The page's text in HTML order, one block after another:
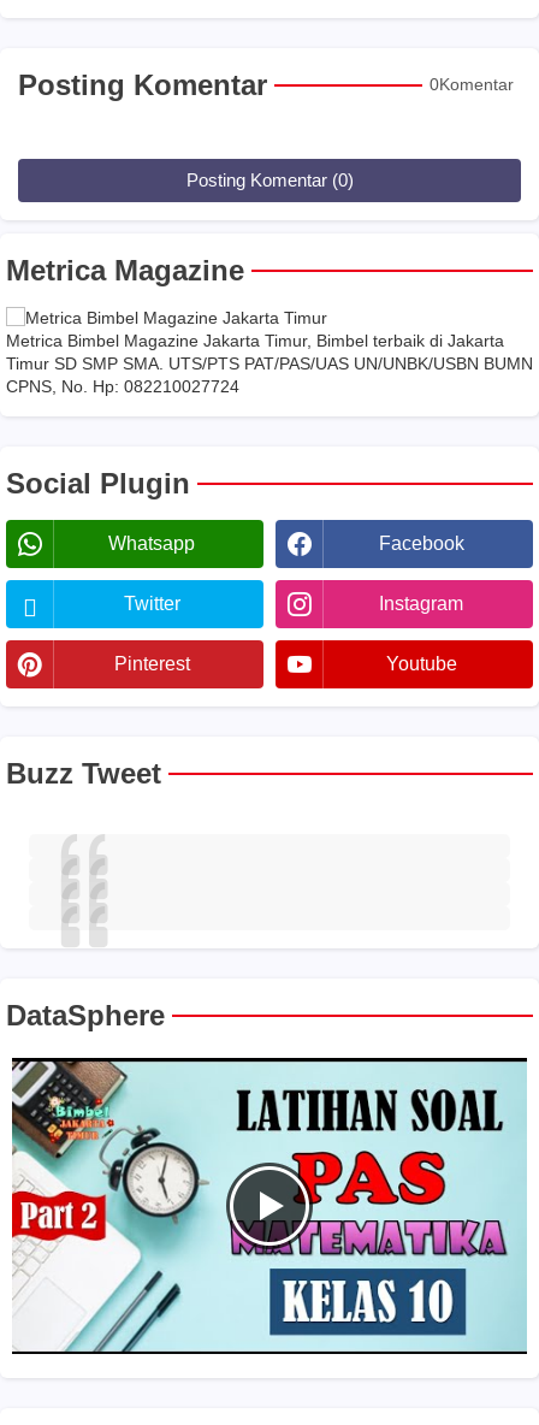
Posting Komentar 0Komentar
Posting Komentar (0)
Metrica Magazine
Metrica Bimbel Magazine Jakarta Timur, Bimbel terbaik di Jakarta
Timur SD SMP SMA. UTS/PTS PAT/PAS/UAS UN/UNBK/USBN BUMN
CPNS, No. Hp: 082210027724
Social Plugin
Whatsapp Facebook
Twitter Instagram
Pinterest Youtube
Buzz Tweet
DataSphere